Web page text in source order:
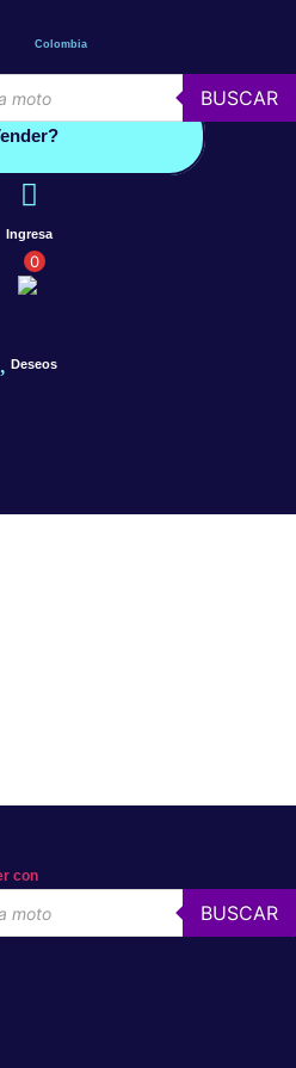
Colombia
BUSCAR
vender con mercleta
Ingresa
0
Deseos
con
BUSCAR